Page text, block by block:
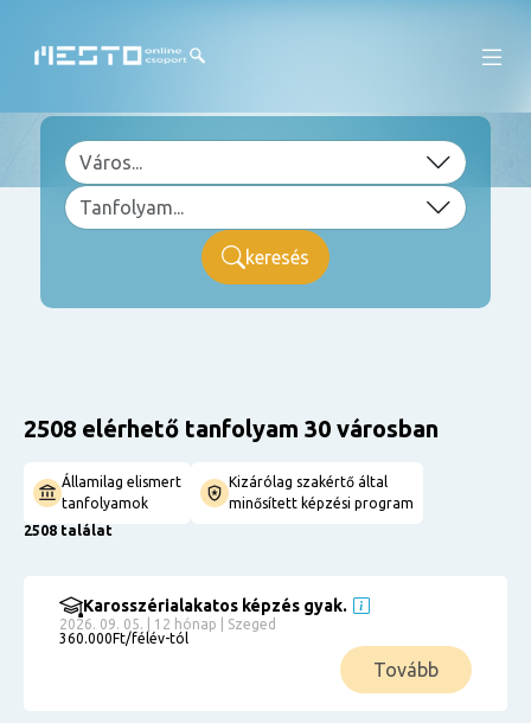
keresés
2508 elérhető tanfolyam 30 városban
Államilag elismert
tanfolyamok
Kizárólag szakértő által
minősített képzési program
2508 találat
Karosszérialakatos képzés gyak.
2026. 09. 05. | 12 hónap | Szeged
360.000Ft/félév-tól
Tovább